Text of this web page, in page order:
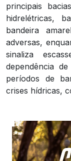
principais
hidrelétricas,
bandeira
adversas,
sinaliza
dependência
períodos de
crises hídricas,